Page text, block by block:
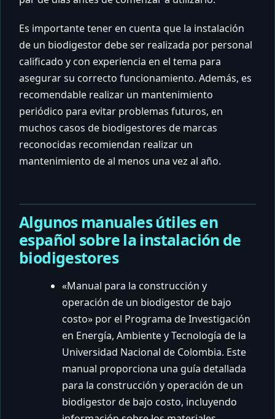
Es importante tener en cuenta que la instalación
de un biodigestor debe ser realizada por personal
calificado y con experiencia en el tema para
asegurar su correcto funcionamiento. Además, es
recomendable realizar un mantenimiento
periódico para evitar problemas futuros, en
muchos casos de biodigestores de marcas
reconocidas recomiendan realizar un
mantenimiento de al menos una vez al año.
Algunos manuales útiles en
español sobre la instalación de
biodigestores
«Manual para la construcción y
operación de un biodigestor de bajo
costo» por el Programa de Investigación
en Energía, Ambiente y Tecnología de la
Universidad Nacional de Colombia. Este
manual proporciona una guía detallada
para la construcción y operación de un
biodigestor de bajo costo, incluyendo